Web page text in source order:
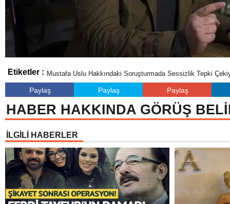
Etiketler : Mustafa Uslu Hakkındaki Soruşturmada Sessizlik Tepki
Paylaş Paylaş Paylaş
HABER HAKKINDA GÖRÜŞ
İLGİLİ HABERLER